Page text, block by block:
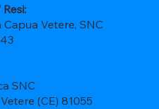
Vetere, SNC
SNC
(CE) 81055